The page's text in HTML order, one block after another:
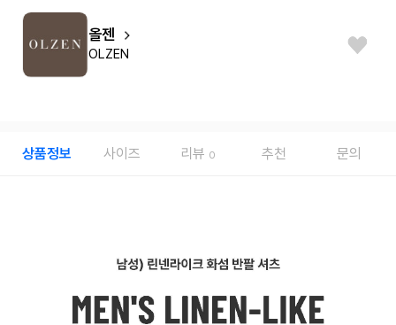
올젠
OLZEN
상품정보 사이즈 리뷰 0 추천 문의